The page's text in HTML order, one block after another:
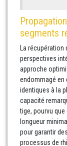
segments
La
perspectives
approche
endommagé en
identiques à la
capacité
tige, pourvu
longueur
pour garantir
processus de